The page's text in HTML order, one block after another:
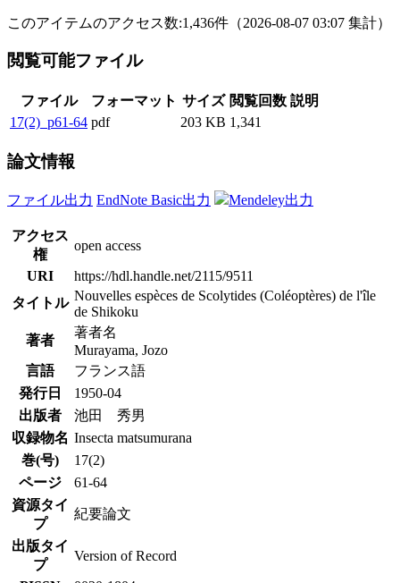
このアイテムのアクセス数:1,436件 （2026-08-07 03:07 集計）
閲覧可能ファイル
ファイル フォーマット サイズ 閲覧回数 説明
17(2)_p61-64 pdf 203 KB 1,341
論文情報
ファイル出力 EndNote Basic出力 Mendeley出力
アクセス
権
open access
URI
https://hdl.handle.net/2115/9511
タイトル Nouvelles espèces de Scolytides (Coléoptères) de l'île
de Shikoku
著者
著者名
Murayama, Jozo
言語
フランス語
発行日
1950-04
出版者
池田 秀男
収録物名 Insecta matsumurana
巻(号)
17(2)
ページ
61-64
資源タイ
プ
紀要論文
出版タイ
プ
Version of Record